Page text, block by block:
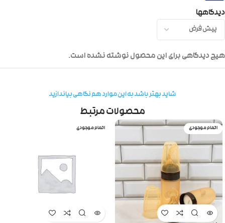
دیدگاهها
هیچ دیدگاهی برای این محصول نوشته نشده است.
شاید بهتر باشد به این موارد هم نگاهی بیاندازید
محصولات مرتبط
اتمام موجودی اتمام موجودی